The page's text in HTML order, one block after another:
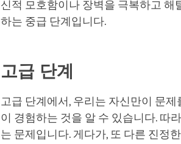
신적 모호함이나 장벽을 극복하고 해
하는 중급 단계입니다.
고급 단계
고급 단계에서, 우리는 자신만이 문
이 경험하는 것을 알 수 있습니다. 따
는 문제입니다. 게다가, 또 다른 진정